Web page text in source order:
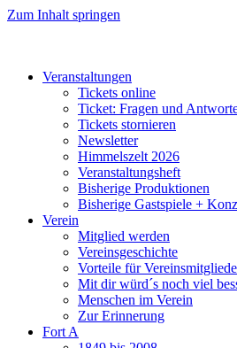
Zum Inhalt springen
Veranstaltungen
Tickets online
Ticket: Fragen und
Tickets stornieren
Newsletter
Himmelszelt 2026
Veranstaltungsheft
Bisherige Produktionen
Bisherige Gastspiele +
Verein
Mitglied werden
Vereinsgeschichte
Vorteile für
Mit dir würd´s noch viel
Menschen im Verein
Zur Erinnerung
Fort A